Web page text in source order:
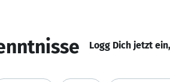
Logg Dich jetzt